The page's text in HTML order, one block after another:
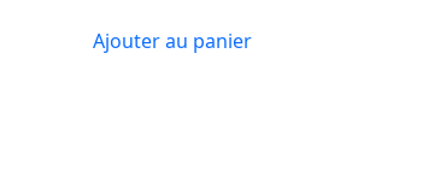
Ajouter au panier